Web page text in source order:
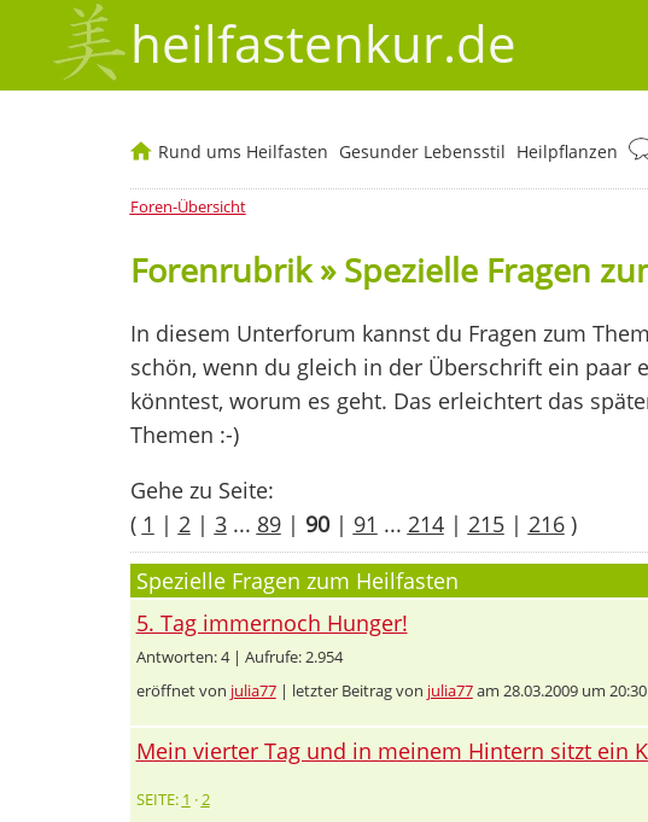
heilfastenkur.de
Rund ums Heilfasten Gesunder Lebensstil Heilpflanzen
Foren-Übersicht
Forenrubrik » Spezielle Fragen
In diesem Unterforum kannst du Fragen zum
schön, wenn du gleich in der Überschrift ein paar
könntest, worum es geht. Das erleichtert das
Themen :-)
Gehe zu Seite:
( 1 | 2| 3... 89| 90| 91 ... 214| 215| 216)
Spezielle Fragen zum Heilfasten
5. Tag immernoch Hunger!
Antworten: 4 | Aufrufe: 2.954
eröffnet von julia77| letzter Beitrag von julia77am 28.03.2009 um
Mein vierter Tag und in meinem Hintern sitzt ein
SEITE: 1 ·2